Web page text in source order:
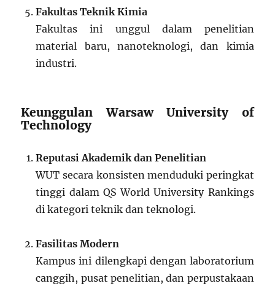
Fakultas Teknik Kimia
Fakultas ini unggul dalam penelitian
material baru, nanoteknologi, dan kimia
industri.
Keunggulan Warsaw University of
Technology
Reputasi Akademik dan Penelitian
WUT secara konsisten menduduki peringkat
tinggi dalam QS World University Rankings
di kategori teknik dan teknologi.
Fasilitas Modern
Kampus ini dilengkapi dengan laboratorium
canggih, pusat penelitian, dan perpustakaan